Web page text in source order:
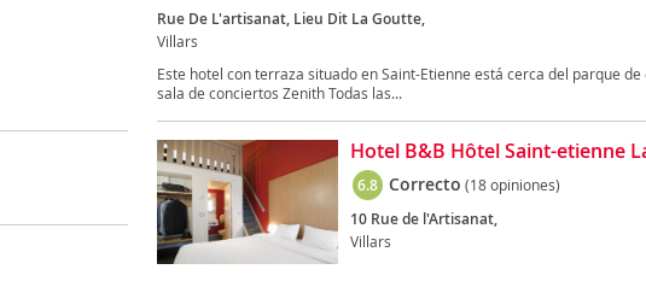
Rue De L'artisanat, Lieu Dit La Goutte,
Villars
Este hotel con terraza situado en Saint-Etienne está cerca del parque de
sala de conciertos Zenith Todas las...
Hotel B&B Hôtel Saint-etienne
6.8 Correcto (18 opiniones)
10 Rue de l'Artisanat,
Villars